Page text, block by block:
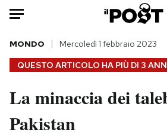
Auto
HOME
Italia
Politica
QUESTO ARTICOLO HA PIÙ DI 3
MONDO Mercoledì 1 febbraio 2023
La minaccia dei
Pakistan